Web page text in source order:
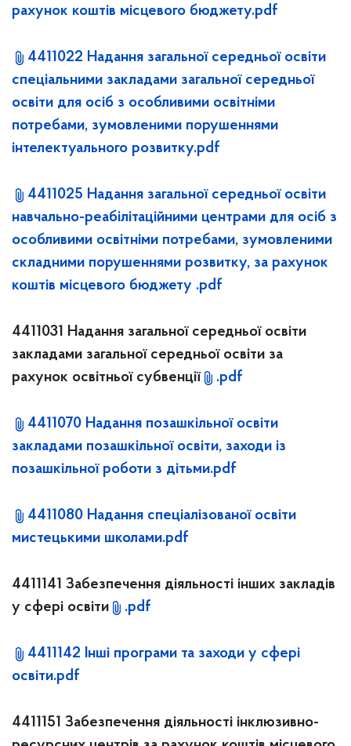
рахунок коштів місцевого бюджету.pdf
4411022 Надання загальної середньої освіти
спеціальними закладами загальної середньої
освіти для осіб з особливими освітніми
потребами, зумовленими порушеннями
інтелектуального розвитку.pdf
4411025 Надання загальної середньої освіти
навчально-реабілітаційними центрами для осіб з
особливими освітніми потребами, зумовленими
складними порушеннями розвитку, за рахунок
коштів місцевого бюджету .pdf
4411031 Надання загальної середньої освіти
закладами загальної середньої освіти за
рахунок освітньої субвенції
.pdf
4411070 Надання позашкільної освіти
закладами позашкільної освіти, заходи із
позашкільної роботи з дітьми.pdf
4411080 Надання спеціалізованої освіти
мистецькими школами.pdf
4411141 Забезпечення діяльності інших закладів
у сфері освіти
.pdf
4411142 Інші програми та заходи у сфері
освіти.pdf
4411151 Забезпечення діяльності інклюзивно-